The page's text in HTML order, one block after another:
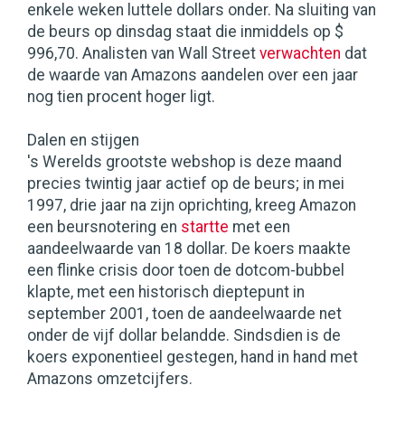
enkele weken luttele dollars onder. Na sluiting van
de beurs op dinsdag staat die inmiddels op $
996,70. Analisten van Wall Street verwachten dat
de waarde van Amazons aandelen over een jaar
nog tien procent hoger ligt.
Dalen en stijgen
's Werelds grootste webshop is deze maand
precies twintig jaar actief op de beurs; in mei
1997, drie jaar na zijn oprichting, kreeg Amazon
een beursnotering en startte met een
aandeelwaarde van 18 dollar. De koers maakte
een flinke crisis door toen de dotcom-bubbel
klapte, met een historisch dieptepunt in
september 2001, toen de aandeelwaarde net
onder de vijf dollar belandde. Sindsdien is de
koers exponentieel gestegen, hand in hand met
Amazons omzetcijfers.